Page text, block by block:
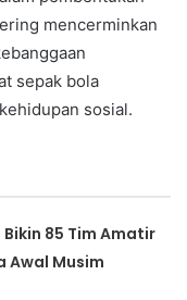
mencerminkan
sepak bola
sosial.
85 Tim Amatir
Awal Musim